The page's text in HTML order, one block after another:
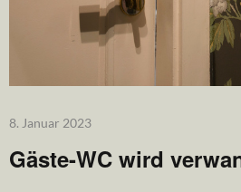
8. Januar 2023
Gäste-WC wird